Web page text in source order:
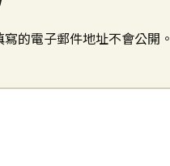
的電子郵件地址不會公開。